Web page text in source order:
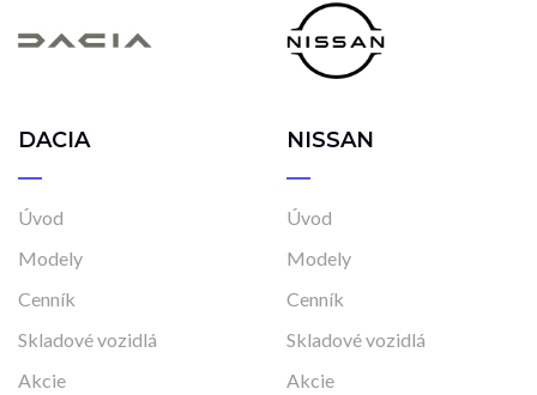
DACIA
Úvod
Modely
Cenník
Skladové vozidlá
Akcie
NISSAN
Úvod
Modely
Cenník
Skladové vozidlá
Akcie